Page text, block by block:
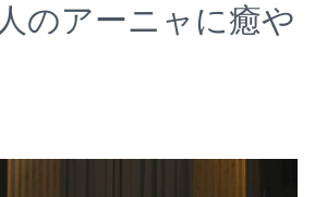
のアーニャに癒や